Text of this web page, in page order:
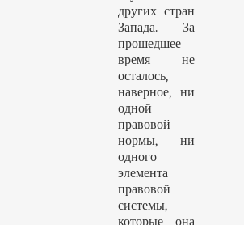
других стран
Запада. За
прошедшее
время не
осталось,
наверное, ни
одной
правовой
нормы, ни
одного
элемента
правовой
системы,
которые она